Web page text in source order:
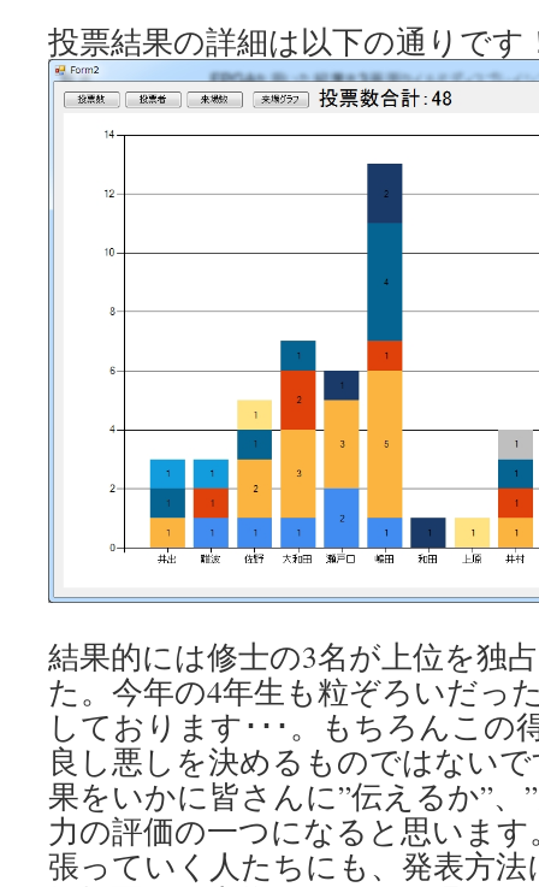
投票結果の詳細は以下の通りです
結果的には修士の3名が上位を独
た。今年の4年生も粒ぞろいだっ
しております･･･。もちろんこの
良し悪しを決めるものではない
果をいかに皆さんに”伝えるか”、
力の評価の一つになると思いま
張っていく人たちにも、発表方